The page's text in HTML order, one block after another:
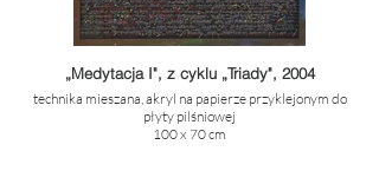
„Medytacja I", z cyklu „Triady", 2004
technika mieszana, akryl na papierze przyklejonym do
płyty pilśniowej
100 x 70 cm